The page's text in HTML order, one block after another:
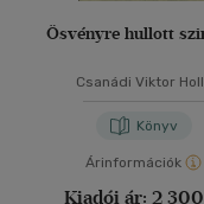
Ösvényre hullott
Csanádi Viktor
Könyv
Árinformációk
Kiadói ár: 2